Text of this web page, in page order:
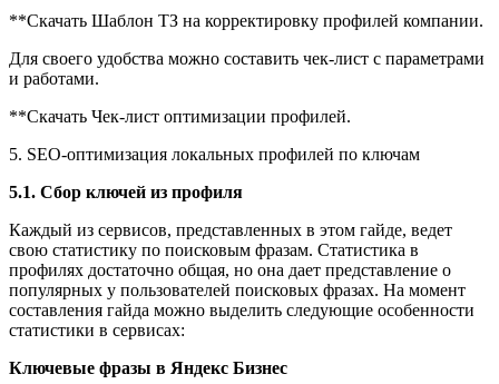
**Скачать Шаблон ТЗ на корректировку профилей компании.
Для своего удобства можно составить чек-лист с параметрами
и работами.
**Скачать Чек-лист оптимизации профилей.
5. SEO-оптимизация локальных профилей по ключам
5.1. Сбор ключей из профиля
Каждый из сервисов, представленных в этом гайде, ведет
свою статистику по поисковым фразам. Статистика в
профилях достаточно общая, но она дает представление о
популярных у пользователей поисковых фразах. На момент
составления гайда можно выделить следующие особенности
статистики в сервисах:
Ключевые фразы в Яндекс Бизнес